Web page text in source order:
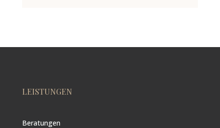
LEISTUNGEN
Beratungen